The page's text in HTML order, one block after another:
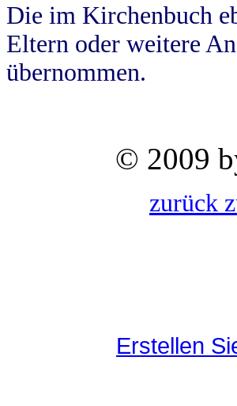
Die im Kirchenbuch
Eltern oder weitere
übernommen.
© 2009
zurück
Erstellen